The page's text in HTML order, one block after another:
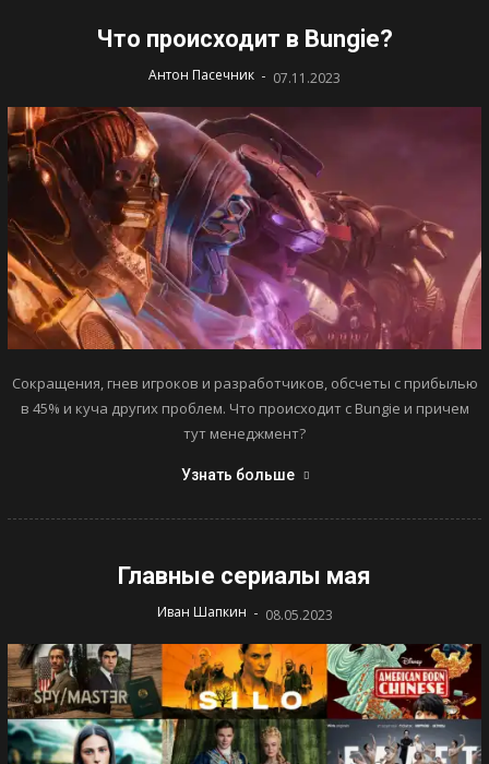
Что происходит в Bungie?
Антон Пасечник - 07.11.2023
Сокращения, гнев игроков и разработчиков, обсчеты с прибылью
в 45% и куча других проблем. Что происходит с Bungie и причем
тут менеджмент?
Узнать больше
Главные сериалы мая
Иван Шапкин - 08.05.2023